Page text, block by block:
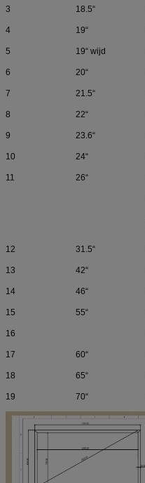
3 18.5“
4 19“
5 19“ wijd
6 20“
7 21.5“
8 22“
9 23.6“
10 24“
11 26“
12 31.5“
13 42“
14 46“
15 55“
16
17 60“
18 65“
19 70“